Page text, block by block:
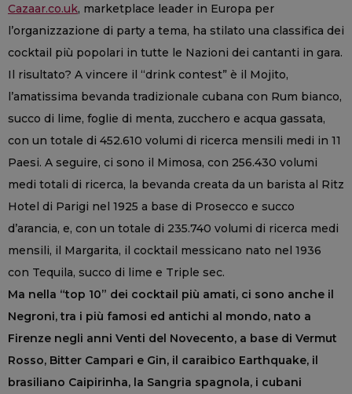
Cazaar.co.uk, marketplace leader in Europa per
l’organizzazione di party a tema, ha stilato una classifica dei
cocktail più popolari in tutte le Nazioni dei cantanti in gara.
Il risultato? A vincere il “drink contest” è il Mojito,
l’amatissima bevanda tradizionale cubana con Rum bianco,
succo di lime, foglie di menta, zucchero e acqua gassata,
con un totale di 452.610 volumi di ricerca mensili medi in 11
Paesi. A seguire, ci sono il Mimosa, con 256.430 volumi
medi totali di ricerca, la bevanda creata da un barista al Ritz
Hotel di Parigi nel 1925 a base di Prosecco e succo
d’arancia, e, con un totale di 235.740 volumi di ricerca medi
mensili, il Margarita, il cocktail messicano nato nel 1936
con Tequila, succo di lime e Triple sec.
Ma nella “top 10” dei cocktail più amati, ci sono anche il
Negroni, tra i più famosi ed antichi al mondo, nato a
Firenze negli anni Venti del Novecento, a base di Vermut
Rosso, Bitter Campari e Gin, il caraibico Earthquake, il
brasiliano Caipirinha, la Sangria spagnola, i cubani